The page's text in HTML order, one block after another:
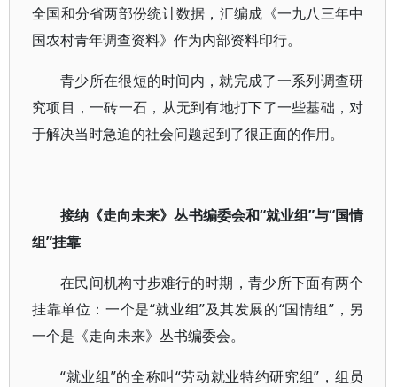
全国和分省两部份统计数据，汇编成《一九八三年中
国农村青年调查资料》作为内部资料印行。
青少所在很短的时间内，就完成了一系列调查研
究项目，一砖一石，从无到有地打下了一些基础，对
于解决当时急迫的社会问题起到了很正面的作用。
接纳《走向未来》丛书编委会和“就业组”与“国情
组”挂靠
在民间机构寸步难行的时期，青少所下面有两个
挂靠单位：一个是“就业组”及其发展的“国情组”，另
一个是《走向未来》丛书编委会。
“就业组”的全称叫“劳动就业特约研究组”，组员